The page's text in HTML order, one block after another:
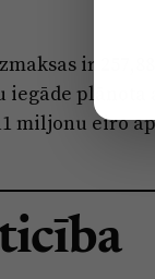
ir
plānota
miljonu eiro